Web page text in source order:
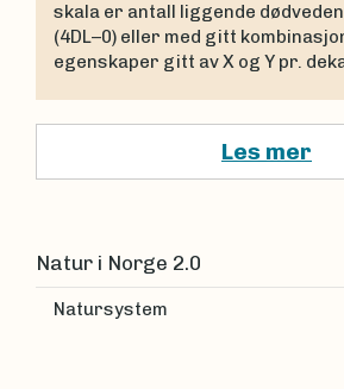
skala er antall liggende
(4DL–0) eller med gitt
egenskaper gitt av X og Y pr.
Les mer
Natur i Norge 2.0
Natursystem